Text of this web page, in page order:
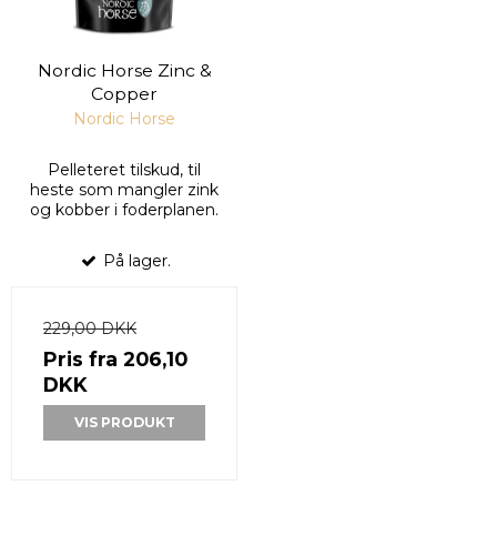
Nordic Horse Zinc &
Copper
Nordic Horse
Pelleteret tilskud, til
heste som mangler zink
og kobber i foderplanen.
På lager.
229,00 DKK
Pris fra 206,10
DKK
VIS PRODUKT